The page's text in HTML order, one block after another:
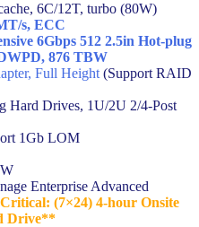
6C/12T, turbo (80W)
s, ECC
6Gbps 512 2.5in Hot-plug
876 TBW
Full Height (Support RAID
Hard Drives, 1U/2U 2/4-Post
1Gb LOM
Enterprise Advanced
(7×24) 4-hour Onsite
Drive**